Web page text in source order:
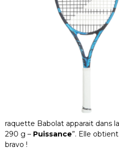
raquette Babolat apparait dans
290 g – Puissance”. Elle
bravo !